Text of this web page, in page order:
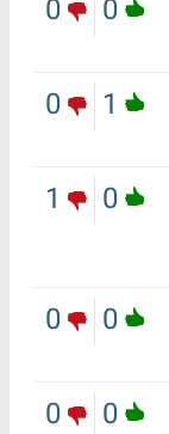
0
0
1
0
0
1
0
0
0
0